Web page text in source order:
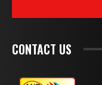
CONTACT US